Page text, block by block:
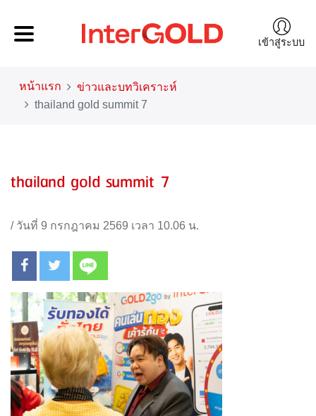
เข้าสู่ระบบ
หน้าแรก
ข่าวและบทวิเคราะห์
thailand gold summit 7
thailand gold summit 7
/ วันที่ 9 กรกฎาคม 2569 เวลา 10.06 น.